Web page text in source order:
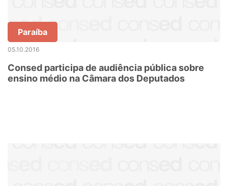
Paraíba
05.10.2016
Consed participa de audiência pública sobre
ensino médio na Câmara dos Deputados